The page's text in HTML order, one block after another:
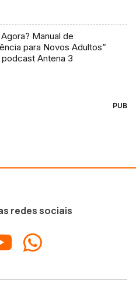
Manual de
para Novos Adultos”
Antena 3
PUB
redes sociais